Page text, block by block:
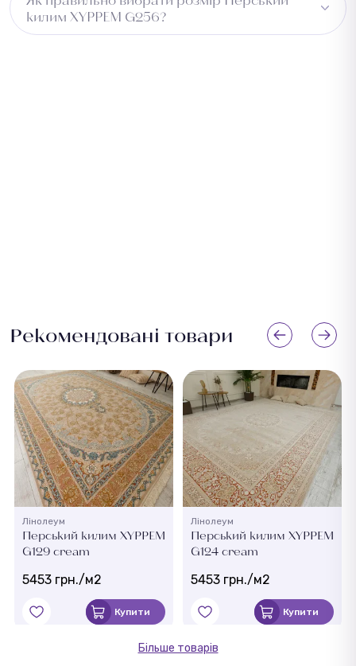
килим XYPPEM G256?
Рекомендовані товари
Лінолеум
Перський килим XYPPEM
G129 cream
5453 грн./м2
Купити
Лінолеум
Перський килим XYPPEM
G124 cream
5453 грн./м2
Купити
Більше товарів